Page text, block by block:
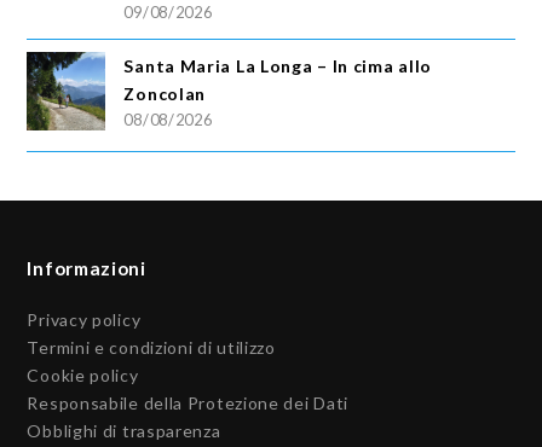
09/08/2026
Santa Maria La Longa – In cima allo
Zoncolan
08/08/2026
Informazioni
Privacy policy
Termini e condizioni di utilizzo
Cookie policy
Responsabile della Protezione dei Dati
Obblighi di trasparenza